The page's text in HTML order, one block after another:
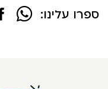
ספרו עלינו: